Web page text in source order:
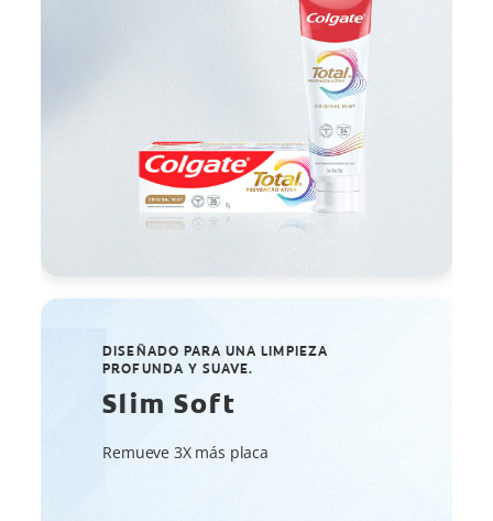
DISEÑADO PARA UNA LIMPIEZA
PROFUNDA Y SUAVE.
Slim Soft
Remueve 3X más placa